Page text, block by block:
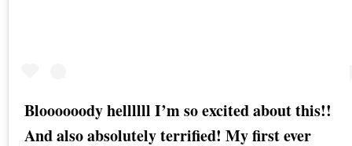
Bloooooody hellllll I’m so excited about this!!
And also absolutely terrified! My first ever